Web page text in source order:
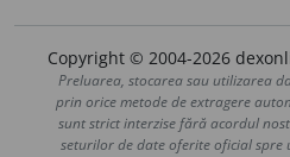
Copyright © 2004-2026
Preluarea, stocarea sau utilizarea
prin orice metode de extragere
sunt strict interzise fără acordul
seturilor de date oferite oficial spre